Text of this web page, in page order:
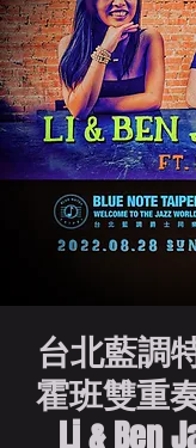
台北藍調
霍班雙重
Li & Ben